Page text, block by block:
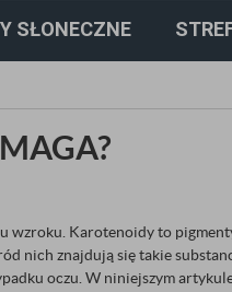
SŁONECZNE
wzroku. Karotenoidy to
nich znajdują się takie
oczu. W niniejszym